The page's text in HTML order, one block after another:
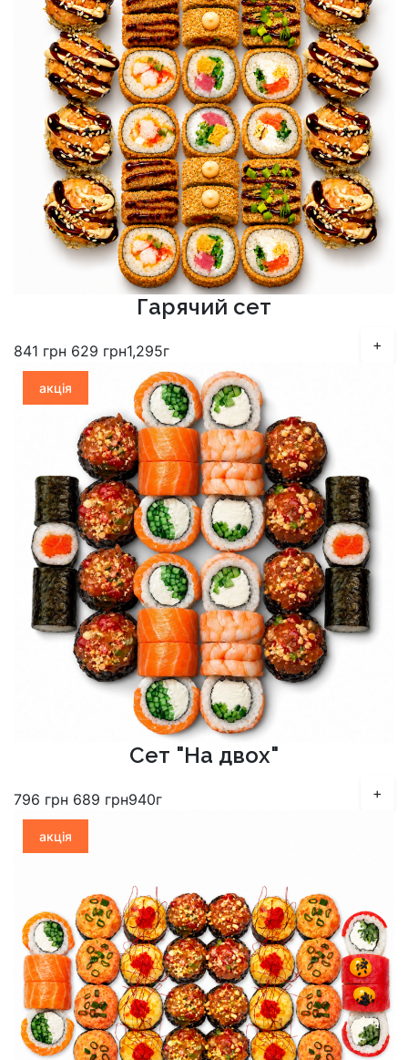
Гарячий сет
841 грн 629 грн1,295г +
акція
Сет "На двох"
796 грн 689 грн940г +
акція